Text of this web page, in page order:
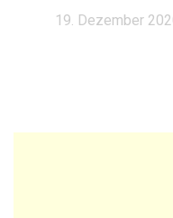
19. Dezember